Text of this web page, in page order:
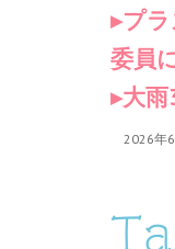
プ
委員
大雨
2026年